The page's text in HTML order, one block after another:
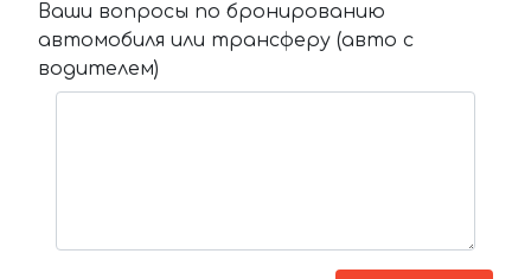
Ваши вопросы по бронированию
автомобиля или трансферу (авто с
водителем)